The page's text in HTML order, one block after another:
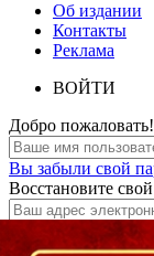
Об издании
Контакты
Реклама
ВОЙТИ
Добро
Вы забыли свой
Восстановите
Кто есть кто в